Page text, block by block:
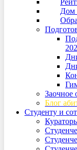
Дом
Заочное
Блог
Студенту и